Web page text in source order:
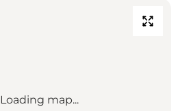
Loading map...